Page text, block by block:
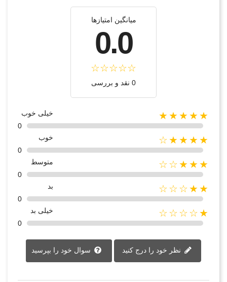
میانگین امتیازها
0.0
0 نقد و بررسی
★★★★★
خیلی خوب
0
★★★★☆
خوب
0
★★★☆☆
متوسط
0
★★☆☆☆
بد
0
★☆☆☆☆
خیلی بد
0
سوال خود را بپرسید